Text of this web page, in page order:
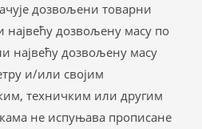
дозвољени товарни
дозвољену масу по
највећу дозвољену масу
и/или својим
техничким или другим
не испуњава прописане